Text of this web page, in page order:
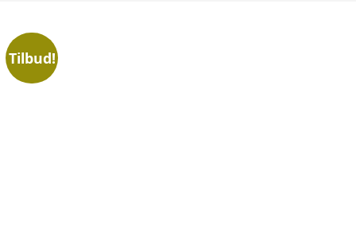
Tilbud!